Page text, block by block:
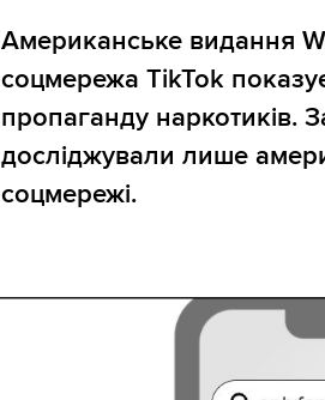
Американське видання
соцмережа TikTok
пропаганду наркотиків.
досліджували лише
соцмережі.